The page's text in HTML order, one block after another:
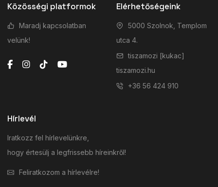
Közösségi platformok
Maradj kapcsolatban
velünk!
Elérhetőségeink
5000 Szolnok, Templom
utca 4.
tiszamozi [kukac]
tiszamozi.hu
+36 56 424 910
Hírlevél
Iratkozz fel hírlevelünkre,
hogy értesülj a legfrissebb híreinkről!
Feliratkozom a hírlevélre!